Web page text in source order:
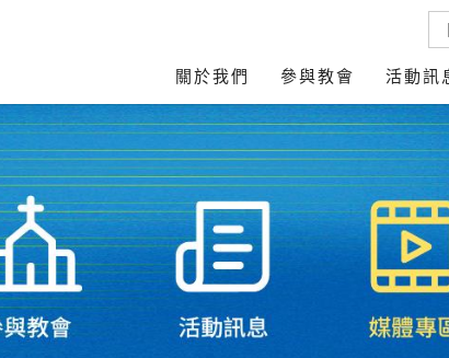
關於我們 參與教會 活動訊